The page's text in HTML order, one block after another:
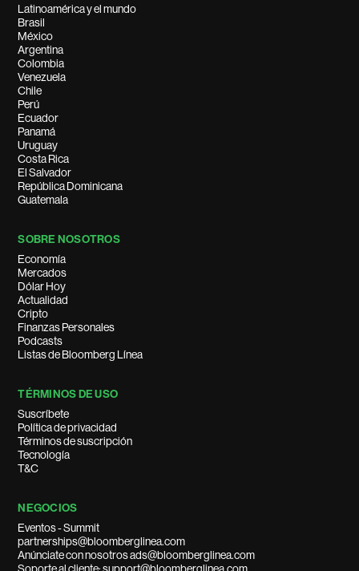
Latinoamérica y el mundo
Brasil
México
Argentina
Colombia
Venezuela
Chile
Perú
Ecuador
Panamá
Uruguay
Costa Rica
El Salvador
República Dominicana
Guatemala
SOBRE NOSOTROS
Economía
Mercados
Dólar Hoy
Actualidad
Cripto
Finanzas Personales
Podcasts
Listas de Bloomberg Línea
TÉRMINOS DE USO
Suscríbete
Política de privacidad
Términos de suscripción
Tecnología
T&C
NEGOCIOS
Eventos - Summit
partnerships@bloomberglinea.com
Anúnciate con nosotros ads@bloomberglinea.com